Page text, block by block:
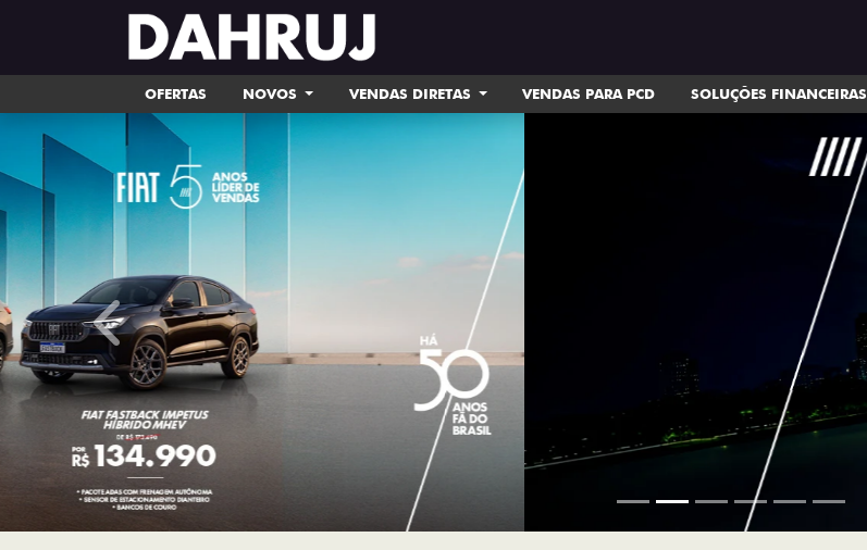
OFERTAS NOVOS VENDAS DIRETAS VENDAS PARA PCD SOLUÇÕES FINANCEIRAS
templates.template-01.components.carousel.texts.control_prev